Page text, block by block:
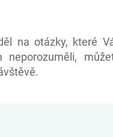
na otázky, které